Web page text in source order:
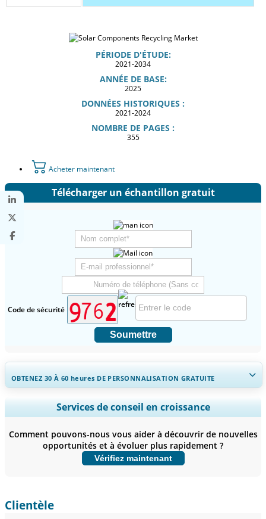
PÉRIODE D'ÉTUDE:
2021-2034
ANNÉE DE BASE:
2025
DONNÉES HISTORIQUES :
2021-2024
NOMBRE DE PAGES :
355
Acheter maintenant
Télécharger un échantillon gratuit
Code de sécurité
Soumettre
OBTENEZ 30 À 60heures DE PERSONNALISATION GRATUITE
Ampliar a cobertura regional e por país, Análise de segmentos,
Perfis de empresas, Benchmarking competitivo, e insights sobre o
Personnaliser maintenant
Services de conseil en croissance
Comment pouvons-nous vous aider à découvrir de nouvelles
opportunités et à évoluer plus rapidement ?
Vérifiez maintenant
Clientèle